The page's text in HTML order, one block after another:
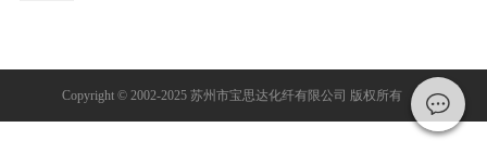
Copyright © 2002-2025 苏州市宝思达化纤有限公司 版权所有